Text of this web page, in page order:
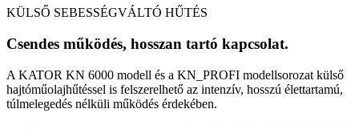
KÜLSŐ SEBESSÉGVÁLTÓ HŰTÉS
Csendes működés, hosszan tartó kapcsolat.
A KATOR KN 6000 modell és a KN_PROFI modellsorozat külső
hajtóműolajhűtéssel is felszerelhető az intenzív, hosszú élettartamú,
túlmelegedés nélküli működés érdekében.